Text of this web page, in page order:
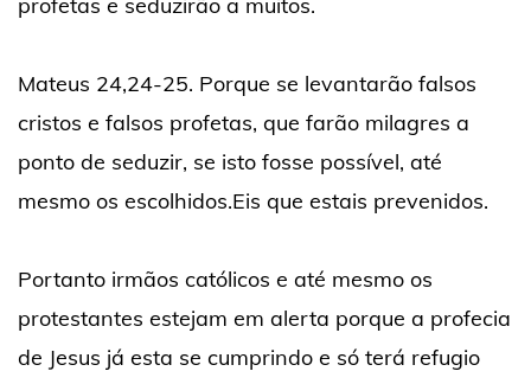
Mateus 24,24-25. Porque se levantarão falsos
cristos e falsos profetas, que farão milagres a
ponto de seduzir, se isto fosse possível, até
mesmo os escolhidos.Eis que estais prevenidos.
Portanto irmãos católicos e até mesmo os
protestantes estejam em alerta porque a profecia
de Jesus já esta se cumprindo e só terá refugio